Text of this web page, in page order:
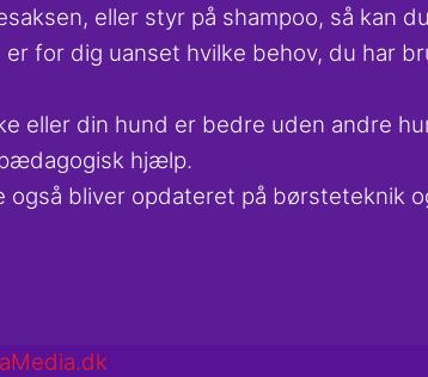
eller styr på shampoo, så kan
for dig uanset hvilke behov, du har
eller din hund er bedre uden andre
hjælp.
bliver opdateret på børsteteknik